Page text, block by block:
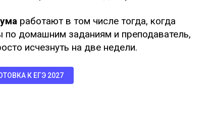
работают в том числе тогда, когда
по домашним заданиям и преподаватель,
исчезнуть на две недели.
К ЕГЭ 2027